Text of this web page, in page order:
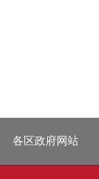
各区政府网站